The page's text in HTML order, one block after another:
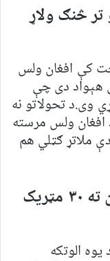
تر څنګ ولاړ
کې افغان ولس
هېواد دی چې
وی.د تحولاتو نه
افغان ولس مرسته
ملاتړ ګټلي هم
متحده عربي اماراتو افغانستان ته ۳۰ مټریک
الوتکه